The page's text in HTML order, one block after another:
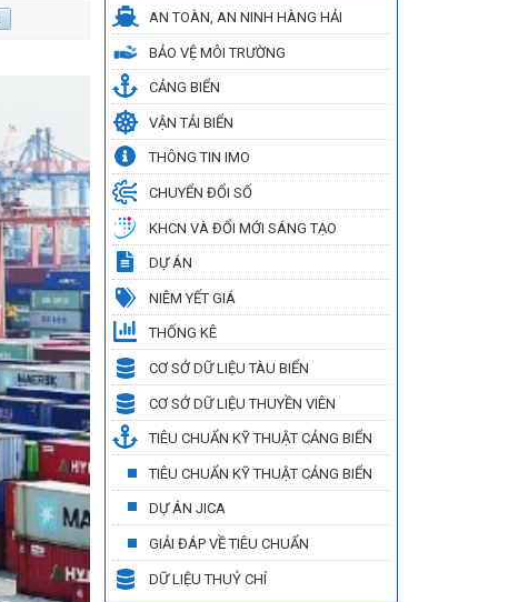
AN TOÀN, AN NINH HÀNG HẢI
BẢO VỆ MÔI TRƯỜNG
CẢNG BIỂN
VẬN TẢI BIỂN
THÔNG TIN IMO
CHUYỂN ĐỔI SỐ
KHCN VÀ ĐỔI MỚI SÁNG TẠO
DỰ ÁN
NIÊM YẾT GIÁ
THỐNG KÊ
CƠ SỞ DỮ LIỆU TÀU BIỂN
CƠ SỞ DỮ LIỆU THUYỀN VIÊN
TIÊU CHUẨN KỸ THUẬT CẢNG BIỂN
TIÊU CHUẨN KỸ THUẬT CẢNG BIỂN
DỰ ÁN JICA
GIẢI ĐÁP VỀ TIÊU CHUẨN
DỮ LIỆU THUỶ CHÍ